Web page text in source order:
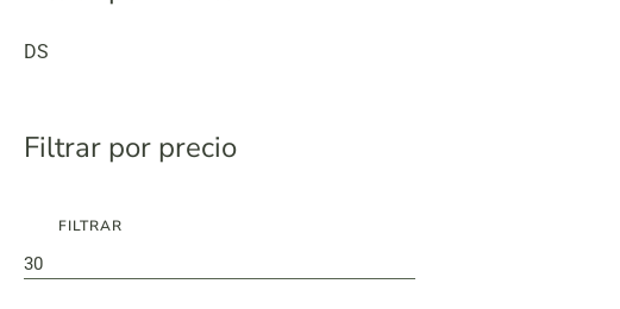
DS
Filtrar por precio
FILTRAR